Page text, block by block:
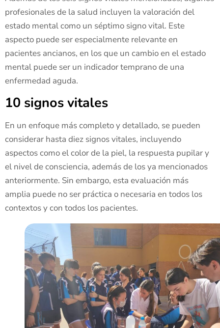
profesionales de la salud incluyen la valoración del
estado mental como un séptimo signo vital. Este
aspecto puede ser especialmente relevante en
pacientes ancianos, en los que un cambio en el estado
mental puede ser un indicador temprano de una
enfermedad aguda.
10 signos vitales
En un enfoque más completo y detallado, se pueden
considerar hasta diez signos vitales, incluyendo
aspectos como el color de la piel, la respuesta pupilar y
el nivel de consciencia, además de los ya mencionados
anteriormente. Sin embargo, esta evaluación más
amplia puede no ser práctica o necesaria en todos los
contextos y con todos los pacientes.